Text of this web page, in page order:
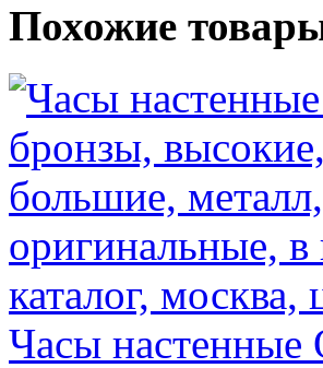
Похожие
Часы настенные